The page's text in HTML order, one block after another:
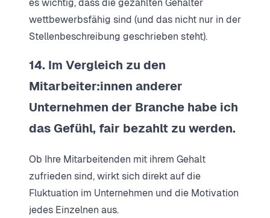
wettbewerbsfähig sind (und das nicht nur in der
Stellenbeschreibung geschrieben steht).
14. Im Vergleich zu den
Mitarbeiter:innen anderer
Unternehmen der Branche habe ich
das Gefühl, fair bezahlt zu werden.
Ob Ihre Mitarbeitenden mit ihrem Gehalt
zufrieden sind, wirkt sich direkt auf die
Fluktuation im Unternehmen und die Motivation
jedes Einzelnen aus.